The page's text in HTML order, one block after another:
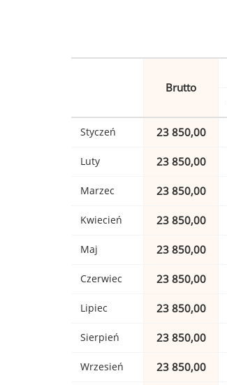
Brutto
Styczeń 23 850,00
Luty 23 850,00
Marzec 23 850,00
Kwiecień 23 850,00
Maj 23 850,00
Czerwiec 23 850,00
Lipiec 23 850,00
Sierpień 23 850,00
Wrzesień 23 850,00